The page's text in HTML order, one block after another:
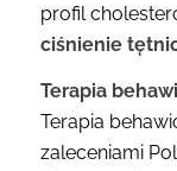
profil
ciśnienie
Terapia
Terapia
zaleceniami